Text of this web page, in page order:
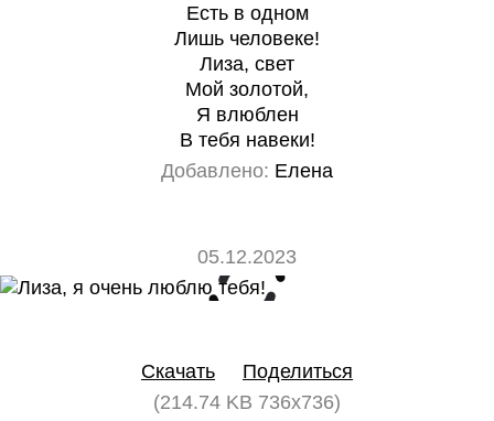
Есть в одном
Лишь человеке!
Лиза, свет
Мой золотой,
Я влюблен
В тебя навеки!
Добавлено: Елена
05.12.2023
Скачать
Поделиться
(214.74 KB 736x736)